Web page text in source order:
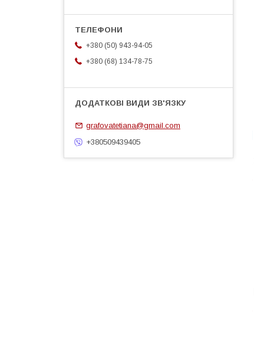
+380 (50) 943-94-05
+380 (68) 134-78-75
grafovatetiana@gmail.com
+380509439405